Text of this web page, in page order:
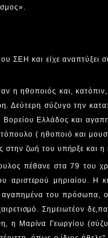
ΣΕΗ και είχε αναπτύξει
η ηθοποιός και,
Δεύτερη σύζυγο την
Βορείου Ελλάδος και
( ηθοποιό και
στην ζωή του υπήρξε και
πέθανε στα 79 του
αριστερού μηριαίου. Η
του πρόσωπα,
Σημειωτέον
η Μαρίνα Γεωργίου